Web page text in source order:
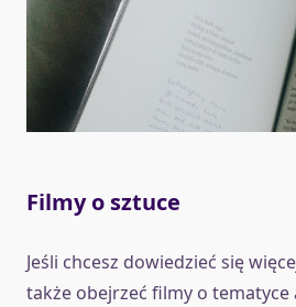
Filmy o sztuce
Jeśli chcesz dowiedzieć się
także obejrzeć filmy o tematyce